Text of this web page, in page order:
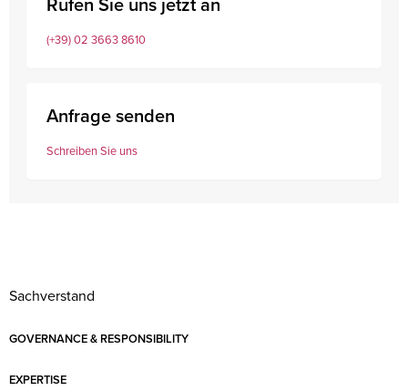
(+39) 02 3663 8610
Anfrage senden
Schreiben Sie uns
Sachverstand
GOVERNANCE & RESPONSIBILITY
EXPERTISE